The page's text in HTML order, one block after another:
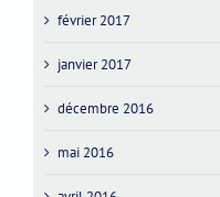
février 2017
janvier 2017
décembre 2016
mai 2016